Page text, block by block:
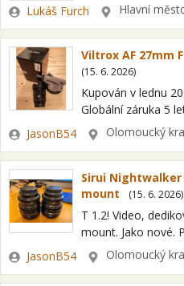
Zadavatel
Lukáš Furch Lokalita
Hlavní
Viltrox AF 27mm
(15. 6. 2026)
Kupován v lednu
Globální záruka 5
Nedělám osobní
účet.
Zadavatel
JasonB54 Lokalita
Olomoucký
Sirui Nightwalker
mount
(15. 6. 2026)
T 1.2! Video,
mount. Jako nové.
Každá zvlášť
Rychlé jednání
Zadavatel
JasonB54 Lokalita
Olomoucký